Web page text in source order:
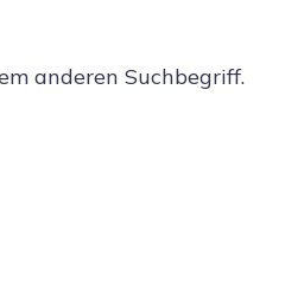
anderen Suchbegriff.